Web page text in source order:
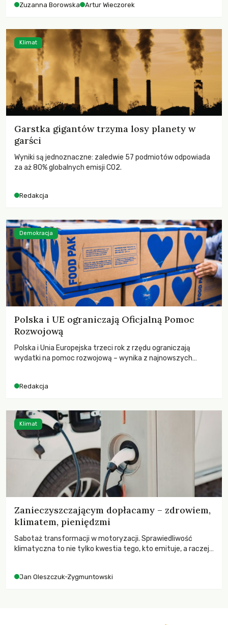
Zuzanna Borowska Artur Wieczorek
Garstka gigantów trzyma losy planety w
garści
Wyniki są jednoznaczne: zaledwie 57 podmiotów odpowiada
za aż 80% globalnych emisji CO2.
Redakcja
Klimat
Polska i UE ograniczają Oficjalną Pomoc
Rozwojową
Polska i Unia Europejska trzeci rok z rzędu ograniczają
wydatki na pomoc rozwojową – wynika z najnowszych
odnotowano największe tąpnięcie ODA w historii. Jakie będą
kryzysami i ubóstwem?
Redakcja
Demokracja
Zanieczyszczającym dopłacamy – zdrowiem,
klimatem, pieniędzmi
Sabotaż transformacji w motoryzacji. Sprawiedliwość
klimatyczna to nie tylko kwestia tego, kto emituje, a raczej
Jan Oleszczuk-Zygmuntowski
Klimat